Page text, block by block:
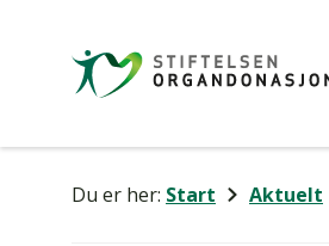
Stiftelsen
Organdonasjon
Du er her: Start Aktuelt